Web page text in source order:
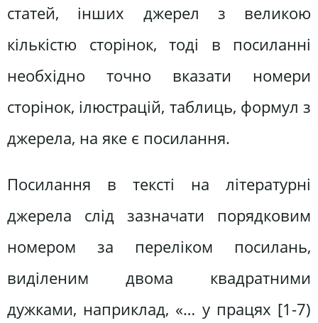
статей, інших джерел з великою
кількістю сторінок, тоді в посиланні
необхідно точно вказати номери
сторінок, ілюстрацій, таблиць, формул з
джерела, на яке є посилання.
Посилання в тексті на літературні
джерела слід зазначати порядковим
номером за переліком посилань,
виділеним двома квадратними
дужками, наприклад, «… у працях [1-7)